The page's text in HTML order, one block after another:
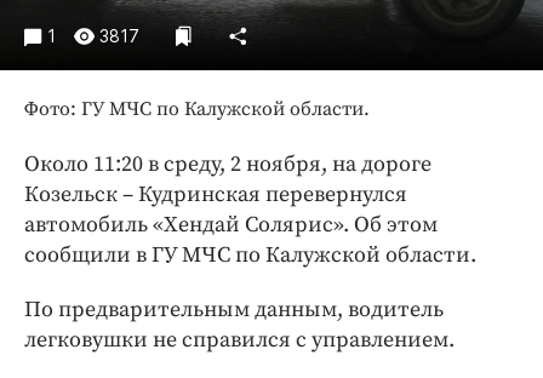
Медиаперсона
Интересное чтиво
Клиника года
Работодатель года
1 3817
Фото: ГУ МЧС по Калужской области.
Около 11:20 в среду, 2 ноября, на дороге
Козельск – Кудринская перевернулся
автомобиль «Хендай Солярис». Об этом
сообщили в ГУ МЧС по Калужской области.
По предварительным данным, водитель
легковушки не справился с управлением.